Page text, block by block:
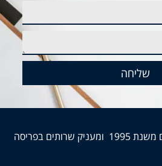
שליחה
משרד רו"ח פויכטונגר קיים משנת 1995 ומעניק שרותים בפריסה